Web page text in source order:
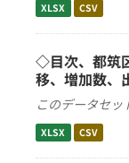
XLSX CSV
◇目次、都筑
移、増加数、
このデータセ
XLSX CSV